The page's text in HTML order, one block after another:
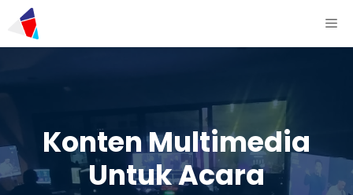
Konten Multimedia
Untuk Acara